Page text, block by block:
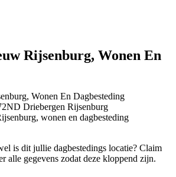
Rijsenburg, Wonen En
Wonen En Dagbesteding
Driebergen Rijsenburg
is dit jullie dagbestedings locatie? Claim
alle gegevens zodat deze kloppend zijn.